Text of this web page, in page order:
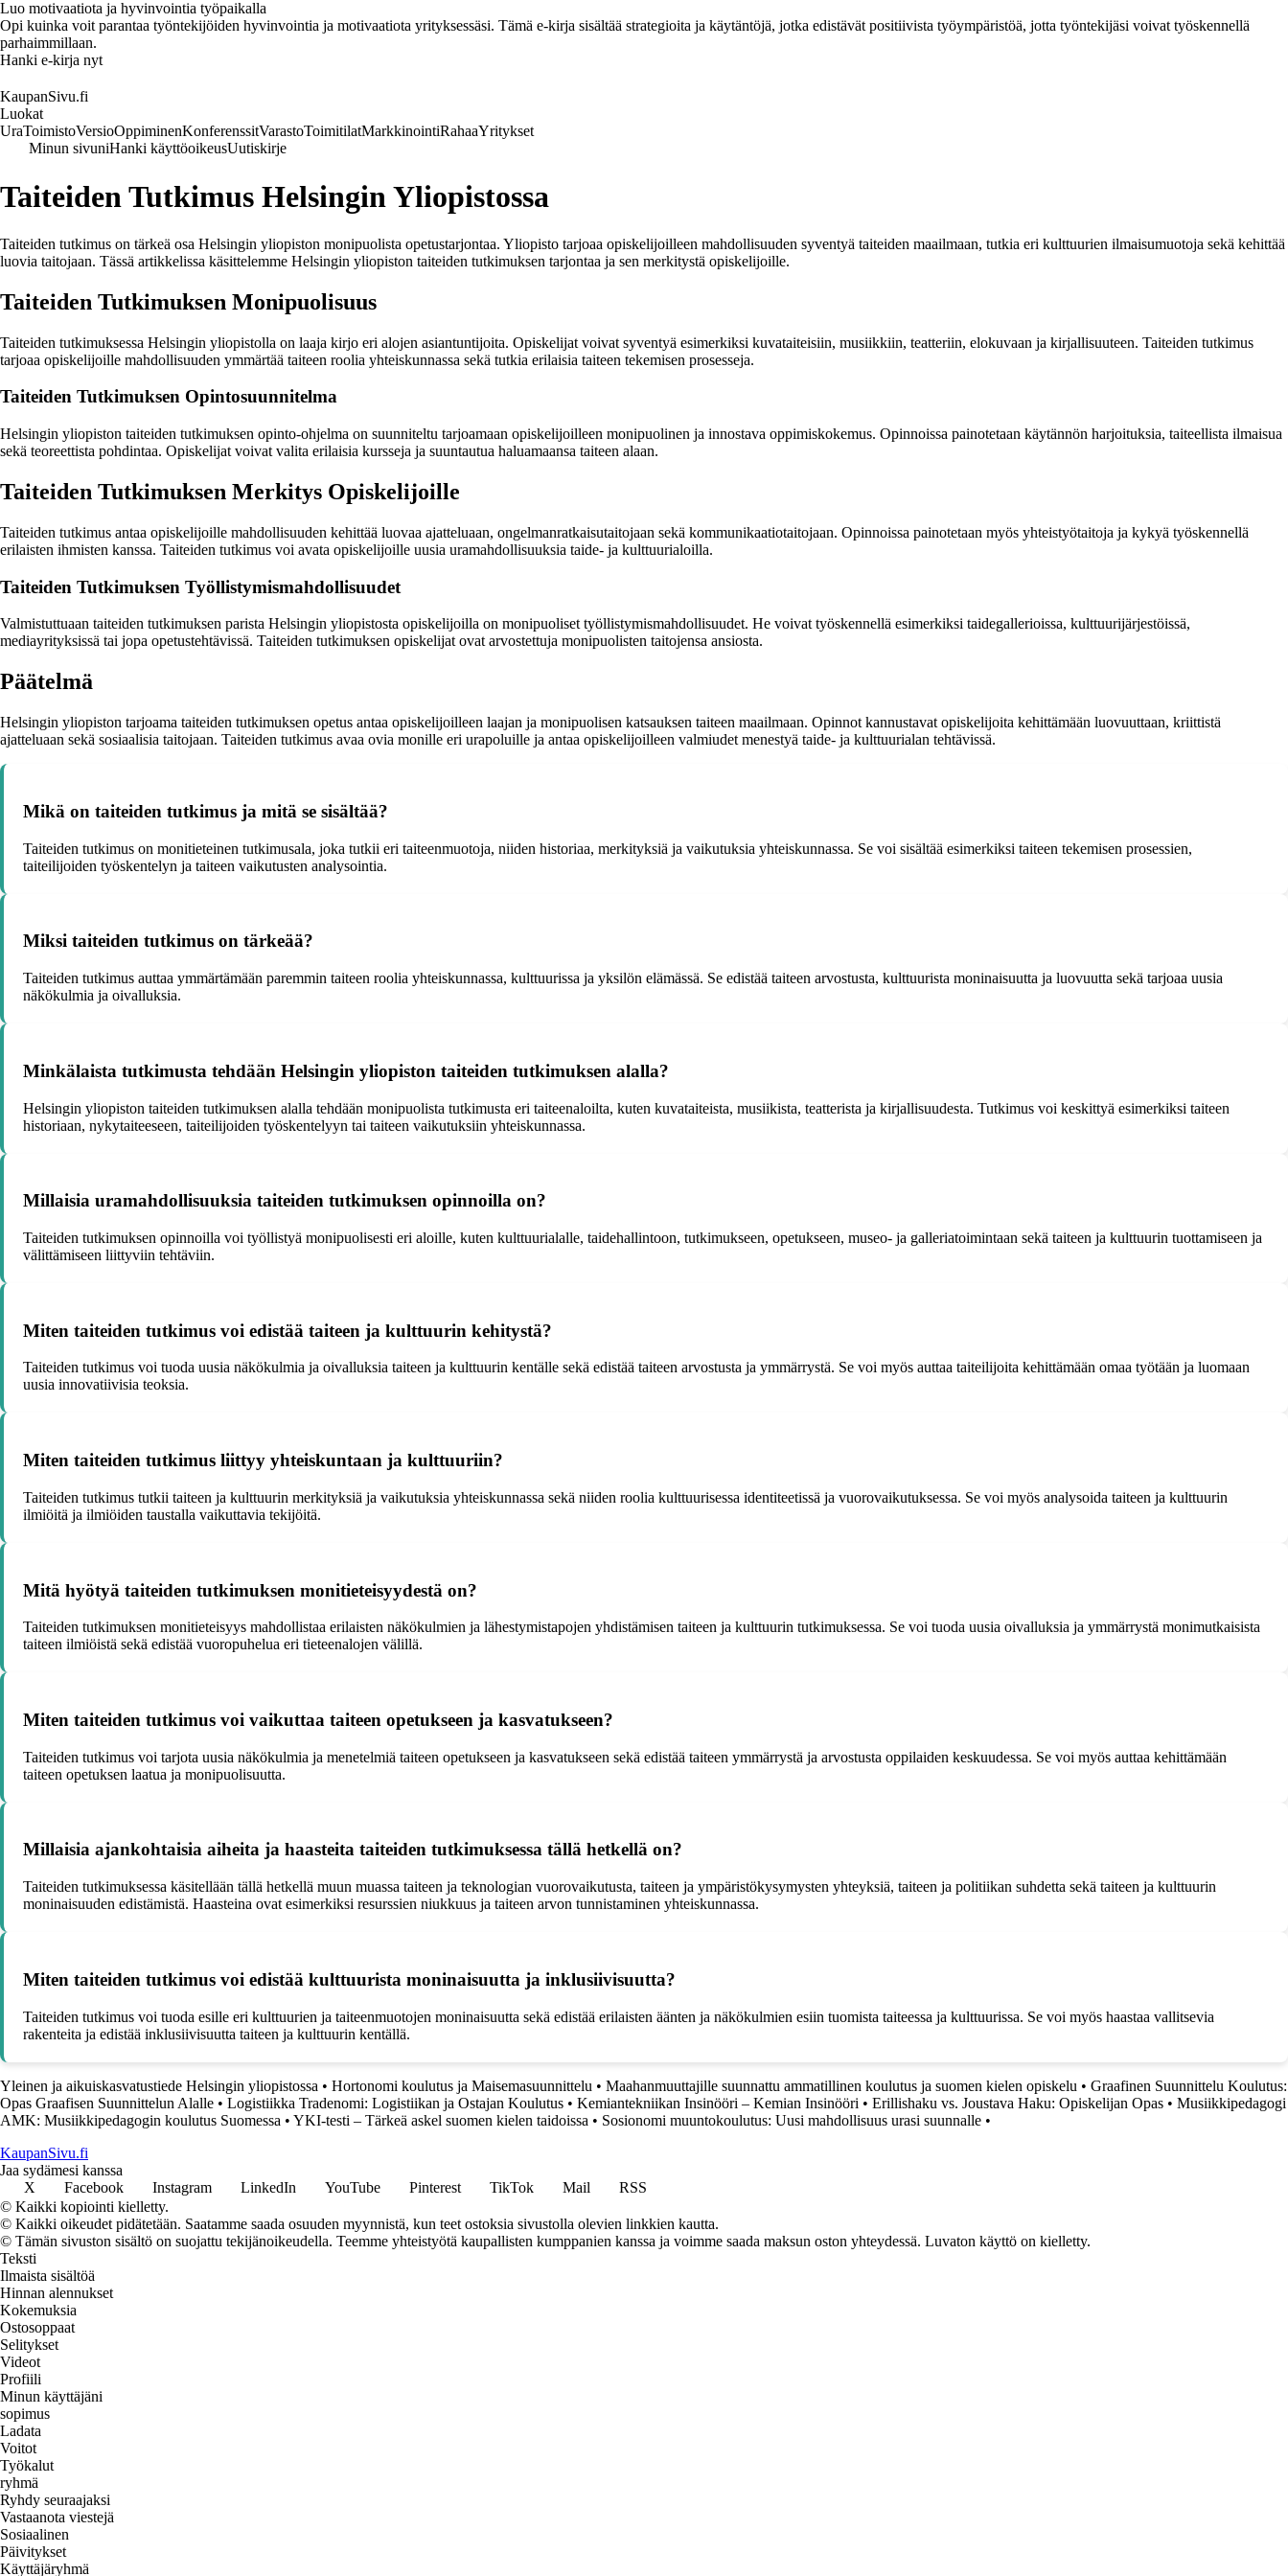
Luo motivaatiota ja hyvinvointia työpaikalla
Opi kuinka voit parantaa työntekijöiden hyvinvointia ja motivaatiota yrityksessäsi. Tämä e-kirja sisältää strategioita ja käytäntöjä, jotka edistävät positiivista työympäristöä, jotta työntekijäsi voivat työskennellä
parhaimmillaan.
Hanki e-kirja nyt
KaupanSivu.fi
Luokat
UraToimistoVersioOppiminenKonferenssitVarastoToimitilatMarkkinointiRahaaYritykset
Minun sivuniHanki käyttöoikeusUutiskirje
Taiteiden Tutkimus Helsingin Yliopistossa
Taiteiden tutkimus on tärkeä osa Helsingin yliopiston monipuolista opetustarjontaa. Yliopisto tarjoaa opiskelijoilleen mahdollisuuden syventyä taiteiden maailmaan, tutkia eri kulttuurien ilmaisumuotoja sekä kehittää
luovia taitojaan. Tässä artikkelissa käsittelemme Helsingin yliopiston taiteiden tutkimuksen tarjontaa ja sen merkitystä opiskelijoille.
Taiteiden Tutkimuksen Monipuolisuus
Taiteiden tutkimuksessa Helsingin yliopistolla on laaja kirjo eri alojen asiantuntijoita. Opiskelijat voivat syventyä esimerkiksi kuvataiteisiin, musiikkiin, teatteriin, elokuvaan ja kirjallisuuteen. Taiteiden tutkimus
tarjoaa opiskelijoille mahdollisuuden ymmärtää taiteen roolia yhteiskunnassa sekä tutkia erilaisia taiteen tekemisen prosesseja.
Taiteiden Tutkimuksen Opintosuunnitelma
Helsingin yliopiston taiteiden tutkimuksen opinto-ohjelma on suunniteltu tarjoamaan opiskelijoilleen monipuolinen ja innostava oppimiskokemus. Opinnoissa painotetaan käytännön harjoituksia, taiteellista ilmaisua
sekä teoreettista pohdintaa. Opiskelijat voivat valita erilaisia kursseja ja suuntautua haluamaansa taiteen alaan.
Taiteiden Tutkimuksen Merkitys Opiskelijoille
Taiteiden tutkimus antaa opiskelijoille mahdollisuuden kehittää luovaa ajatteluaan, ongelmanratkaisutaitojaan sekä kommunikaatiotaitojaan. Opinnoissa painotetaan myös yhteistyötaitoja ja kykyä työskennellä
erilaisten ihmisten kanssa. Taiteiden tutkimus voi avata opiskelijoille uusia uramahdollisuuksia taide- ja kulttuurialoilla.
Taiteiden Tutkimuksen Työllistymismahdollisuudet
Valmistuttuaan taiteiden tutkimuksen parista Helsingin yliopistosta opiskelijoilla on monipuoliset työllistymismahdollisuudet. He voivat työskennellä esimerkiksi taidegallerioissa, kulttuurijärjestöissä,
mediayrityksissä tai jopa opetustehtävissä. Taiteiden tutkimuksen opiskelijat ovat arvostettuja monipuolisten taitojensa ansiosta.
Päätelmä
Helsingin yliopiston tarjoama taiteiden tutkimuksen opetus antaa opiskelijoilleen laajan ja monipuolisen katsauksen taiteen maailmaan. Opinnot kannustavat opiskelijoita kehittämään luovuuttaan, kriittistä
ajatteluaan sekä sosiaalisia taitojaan. Taiteiden tutkimus avaa ovia monille eri urapoluille ja antaa opiskelijoilleen valmiudet menestyä taide- ja kulttuurialan tehtävissä.
Mikä on taiteiden tutkimus ja mitä se sisältää?
Taiteiden tutkimus on monitieteinen tutkimusala, joka tutkii eri taiteenmuotoja, niiden historiaa, merkityksiä ja vaikutuksia yhteiskunnassa. Se voi sisältää esimerkiksi taiteen tekemisen prosessien,
taiteilijoiden työskentelyn ja taiteen vaikutusten analysointia.
Miksi taiteiden tutkimus on tärkeää?
Taiteiden tutkimus auttaa ymmärtämään paremmin taiteen roolia yhteiskunnassa, kulttuurissa ja yksilön elämässä. Se edistää taiteen arvostusta, kulttuurista moninaisuutta ja luovuutta sekä tarjoaa uusia
näkökulmia ja oivalluksia.
Minkälaista tutkimusta tehdään Helsingin yliopiston taiteiden tutkimuksen alalla?
Helsingin yliopiston taiteiden tutkimuksen alalla tehdään monipuolista tutkimusta eri taiteenaloilta, kuten kuvataiteista, musiikista, teatterista ja kirjallisuudesta. Tutkimus voi keskittyä esimerkiksi taiteen
historiaan, nykytaiteeseen, taiteilijoiden työskentelyyn tai taiteen vaikutuksiin yhteiskunnassa.
Millaisia uramahdollisuuksia taiteiden tutkimuksen opinnoilla on?
Taiteiden tutkimuksen opinnoilla voi työllistyä monipuolisesti eri aloille, kuten kulttuurialalle, taidehallintoon, tutkimukseen, opetukseen, museo- ja galleriatoimintaan sekä taiteen ja kulttuurin tuottamiseen ja
välittämiseen liittyviin tehtäviin.
Miten taiteiden tutkimus voi edistää taiteen ja kulttuurin kehitystä?
Taiteiden tutkimus voi tuoda uusia näkökulmia ja oivalluksia taiteen ja kulttuurin kentälle sekä edistää taiteen arvostusta ja ymmärrystä. Se voi myös auttaa taiteilijoita kehittämään omaa työtään ja luomaan
uusia innovatiivisia teoksia.
Miten taiteiden tutkimus liittyy yhteiskuntaan ja kulttuuriin?
Taiteiden tutkimus tutkii taiteen ja kulttuurin merkityksiä ja vaikutuksia yhteiskunnassa sekä niiden roolia kulttuurisessa identiteetissä ja vuorovaikutuksessa. Se voi myös analysoida taiteen ja kulttuurin
ilmiöitä ja ilmiöiden taustalla vaikuttavia tekijöitä.
Mitä hyötyä taiteiden tutkimuksen monitieteisyydestä on?
Taiteiden tutkimuksen monitieteisyys mahdollistaa erilaisten näkökulmien ja lähestymistapojen yhdistämisen taiteen ja kulttuurin tutkimuksessa. Se voi tuoda uusia oivalluksia ja ymmärrystä monimutkaisista
taiteen ilmiöistä sekä edistää vuoropuhelua eri tieteenalojen välillä.
Miten taiteiden tutkimus voi vaikuttaa taiteen opetukseen ja kasvatukseen?
Taiteiden tutkimus voi tarjota uusia näkökulmia ja menetelmiä taiteen opetukseen ja kasvatukseen sekä edistää taiteen ymmärrystä ja arvostusta oppilaiden keskuudessa. Se voi myös auttaa kehittämään
taiteen opetuksen laatua ja monipuolisuutta.
Millaisia ajankohtaisia aiheita ja haasteita taiteiden tutkimuksessa tällä hetkellä on?
Taiteiden tutkimuksessa käsitellään tällä hetkellä muun muassa taiteen ja teknologian vuorovaikutusta, taiteen ja ympäristökysymysten yhteyksiä, taiteen ja politiikan suhdetta sekä taiteen ja kulttuurin
moninaisuuden edistämistä. Haasteina ovat esimerkiksi resurssien niukkuus ja taiteen arvon tunnistaminen yhteiskunnassa.
Miten taiteiden tutkimus voi edistää kulttuurista moninaisuutta ja inklusiivisuutta?
Taiteiden tutkimus voi tuoda esille eri kulttuurien ja taiteenmuotojen moninaisuutta sekä edistää erilaisten äänten ja näkökulmien esiin tuomista taiteessa ja kulttuurissa. Se voi myös haastaa vallitsevia
rakenteita ja edistää inklusiivisuutta taiteen ja kulttuurin kentällä.
Yleinen ja aikuiskasvatustiede Helsingin yliopistossa • Hortonomi koulutus ja Maisemasuunnittelu • Maahanmuuttajille suunnattu ammatillinen koulutus ja suomen kielen opiskelu • Graafinen Suunnittelu Koulutus:
Opas Graafisen Suunnittelun Alalle • Logistiikka Tradenomi: Logistiikan ja Ostajan Koulutus • Kemiantekniikan Insinööri – Kemian Insinööri • Erillishaku vs. Joustava Haku: Opiskelijan Opas • Musiikkipedagogi
AMK: Musiikkipedagogin koulutus Suomessa • YKI-testi – Tärkeä askel suomen kielen taidoissa • Sosionomi muuntokoulutus: Uusi mahdollisuus urasi suunnalle •
KaupanSivu.fi
Jaa sydämesi kanssa
X
Facebook Instagram LinkedIn YouTube Pinterest TikTok Mail
RSS
© Kaikki kopiointi kielletty.
© Kaikki oikeudet pidätetään. Saatamme saada osuuden myynnistä, kun teet ostoksia sivustolla olevien linkkien kautta.
© Tämän sivuston sisältö on suojattu tekijänoikeudella. Teemme yhteistyötä kaupallisten kumppanien kanssa ja voimme saada maksun oston yhteydessä. Luvaton käyttö on kielletty.
Teksti
Ilmaista sisältöä
Hinnan alennukset
Kokemuksia
Ostosoppaat
Selitykset
Videot
Profiili
Minun käyttäjäni
sopimus
Ladata
Voitot
Työkalut
ryhmä
Ryhdy seuraajaksi
Vastaanota viestejä
Sosiaalinen
Päivitykset
Käyttäjäryhmä